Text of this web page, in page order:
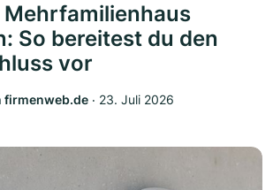
Mehrfamilienhaus
So bereitest du den
vor
firmenweb.de ‧ 23. Juli 2026